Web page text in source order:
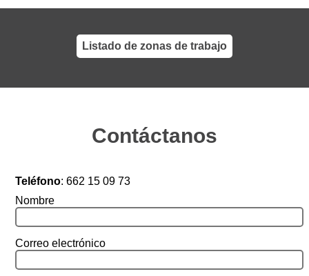
Listado de zonas de trabajo
Contáctanos
Teléfono:662 15 09 73
Nombre
Correo electrónico